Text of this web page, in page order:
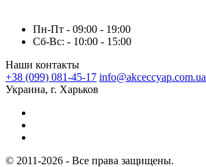
Пн-Пт - 09:00 - 19:00
Сб-Вс: - 10:00 - 15:00
Наши контакты
+38 (099) 081-45-17 info@akceccyap.com.ua
Украина, г. Харьков
© 2011-2026 - Все права защищены.